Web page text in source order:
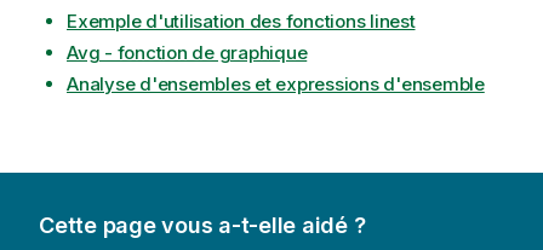
Exemple d'utilisation des fonctions linest
Avg - fonction de graphique
Analyse d'ensembles et expressions d'ensemble
Cette page vous a-t-elle aidé ?